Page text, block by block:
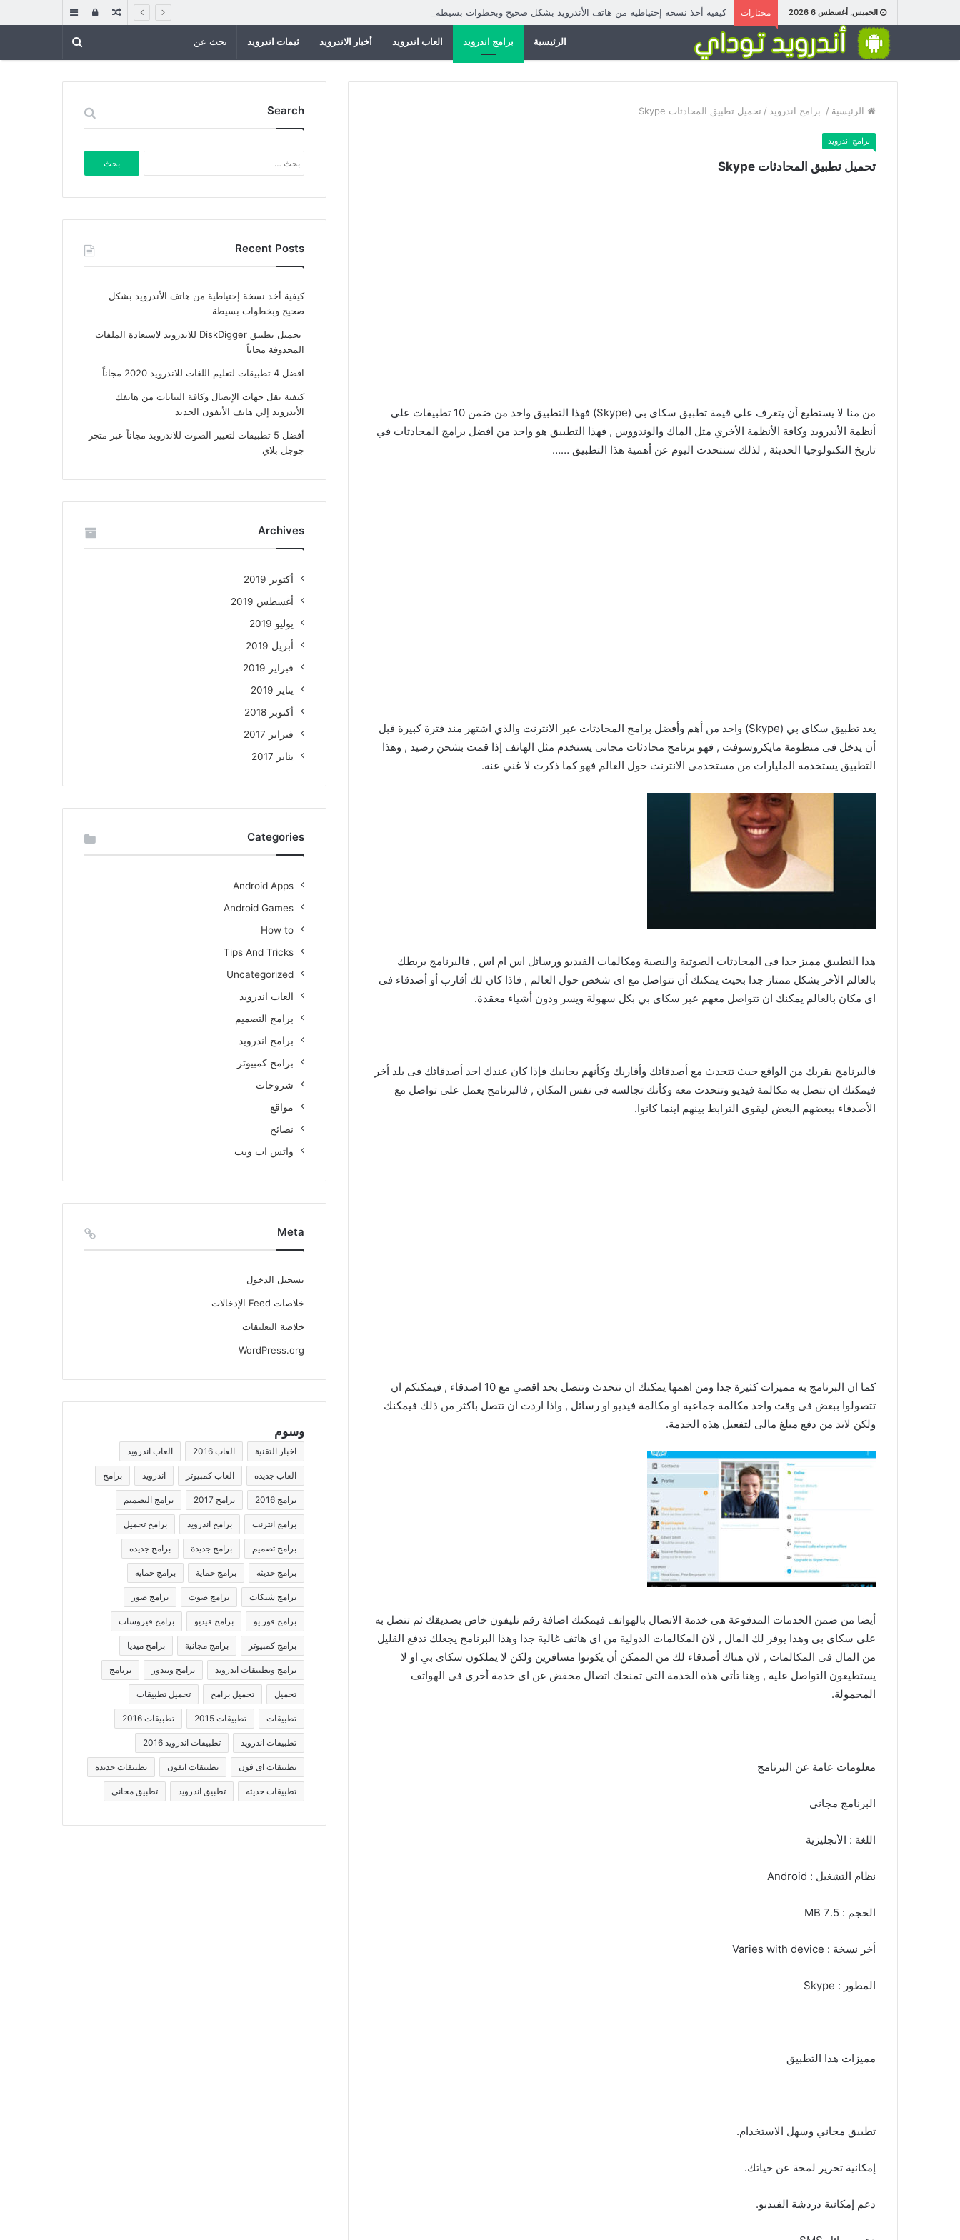
الخميس, أغسطس 6 2026 مختارات كيفية أخذ نسخة إحتياطية من هاتف الأندرويد بشكل صحيح وبخطوات بسيطة إضافة
جانبي
تسجيل
الدخول
مقال
عشوائي الرئيسية برامج اندرويد العاب اندرويد أخبار الاندرويد ثيمات اندرويد
الرئيسية / برامج اندرويد / تحميل تطبيق المحادثات Skype
برامج اندرويد
تحميل تطبيق المحادثات Skype
من منا لا يستطيع أن يتعرف علي قيمة تطبيق سكاي بي (Skype) فهذا التطبيق واحد من ضمن 10 تطبيقات علي
أنظمة الأندرويد وكافة الأنظمة الأخري مثل الماك والوندووس , فهذا التطبيق هو واحد من افضل برامج المحادثات في
تاريخ التكنولوجيا الحديثة , لذلك سنتحدث اليوم عن أهمية هذا التطبيق ……
يعد تطبيق سكاى بي (Skype) واحد من أهم وأفضل برامج المحادثات عبر الانترنت والذي اشتهر منذ فترة كبيرة قبل
أن يدخل فى منظومة مايكروسوفت , فهو برنامج محادثات مجانى يستخدم مثل الهاتف إذا قمت بشحن رصيد , وهذا
التطبيق يستخدمه المليارات من مستخدمى الانترنت حول العالم فهو كما ذكرت لا غني عنه.
هذا التطبيق مميز جدا فى المحادثات الصوتية والنصية ومكالمات الفيديو ورسائل اس ام اس , فالبرنامج يربطك
بالعالم الأخر بشكل ممتاز جدا بحيث يمكنك أن تتواصل مع اى شخص حول العالم , فاذا كان لك أقارب أو أصدقاء فى
اى مكان بالعالم يمكنك ان تتواصل معهم عبر سكاى بي بكل سهولة ويسر ودون أشياء معقدة.
فالبرنامج يقربك من الواقع حيث تتحدث مع أصدقائك وأقاربك وكأنهم بجانبك فإذا كان عندك احد أصدقائك فى بلد أخر
فيمكنك ان تتصل به مكالمة فيديو وتتحدث معه وكأنك تجالسه في نفس المكان , فالبرنامج يعمل على تواصل مع
الأصدقاء ببعضهم البعض ليقوى الترابط بينهم اينما كانوا.
كما ان البرنامج به مميزات كثيرة جدا ومن اهمها يمكنك ان تتحدث وتتصل بحد اقصي مع 10 اصدقاء , فيمكنكم ان
تتصولوا ببعض فى وقت واحد مكالمة جماعية او مكالمة فيديو او رسائل , واذا اردت ان تتصل باكثر من ذلك فيمكنك
ولكن لابد من دفع مبلغ مالى لتفعيل هذه الخدمة.
أيضا من ضمن الخدمات المدفوعة هى خدمة الاتصال بالهواتف فيمكنك اضافة رقم تليفون خاص بصديقك ثم تتصل به
على سكاى بى وهذا يوفر لك المال , لان المكالمات الدولية من اى هاتف غالية جدا وهذا البرنامج يجعلك تدفع القليل
من المال فى المكالمات , لان هناك أصدقاء لك من الممكن أن يكونوا مسافرين ولكن لا يملكون سكاى بي او لا
يستطيعون التواصل عليه , وهنا تأتى هذه الخدمة التى تمنحك اتصال مخفض عن اى خدمة أخرى فى الهواتف
المحمولة.
معلومات عامة عن البرنامج
البرنامج مجانى
اللغة : الأنجليزية
نظام التشغيل : Android
الحجم : 7.5 MB
أخر نسخة : Varies with device
المطور : Skype
مميزات هذا التطبيق
تطبيق مجاني وسهل الاستخدام.
إمكانية تحرير لمحة عن حياتك.
دعم إمكانية دردشة الفيديو.
Search
عن:
Recent Posts
كيفية أخذ نسخة إحتياطية من هاتف الأندرويد بشكل
صحيح وبخطوات بسيطة
تحميل تطبيق DiskDigger للاندرويد لاستعادة الملفات
المحذوفة مجاناً
افضل 4 تطبيقات لتعليم اللغات للاندرويد 2020 مجاناً
كيفية نقل جهات الإتصال وكافة البيانات من هاتفك
الأندرويد إلي هاتف الأيفون الجديد
أفضل 5 تطبيقات لتغيير الصوت للاندرويد مجاناً عبر متجر
جوجل بلاي
Archives
أكتوبر 2019
أغسطس 2019
يوليو 2019
أبريل 2019
فبراير 2019
يناير 2019
أكتوبر 2018
فبراير 2017
يناير 2017
Categories
Android Apps
Android Games
How to
Tips And Tricks
Uncategorized
العاب اندرويد
برامج التصميم
برامج اندرويد
برامج كمبيوتر
شروحات
مواقع
نصائح
واتس اب ويب
Meta
تسجيل الدخول
خلاصات Feed الإدخالات
خلاصة التعليقات
WordPress.org
وسوم
اخبار التقنية العاب 2016 العاب اندرويد
العاب جديده العاب كمبيوتر اندرويد برامج
برامج 2016 برامج 2017 برامج التصميم
برامج انترنت برامج اندرويد برامج تحميل
برامج تصميم برامج جديدة برامج جديده
برامج حديثه برامج حماية برامج حمايه
برامج شبكات برامج صوت برامج صور
برامج فور يو برامج فيديو برامج فيروسات
برامج كمبيوتر برامج مجانية برامج ميديا
برامج وتطبيقات اندرويد برامج ويندوز برنامج
تحميل تحميل برامج تحميل تطبيقات
تطبيقات تطبيقات 2015 تطبيقات 2016
تطبيقات اندرويد تطبيقات اندرويد 2016
تطبيقات اى فون تطبيقات ايفون تطبيقات جديده
تطبيقات حديثه تطبيق اندرويد تطبيق مجاني